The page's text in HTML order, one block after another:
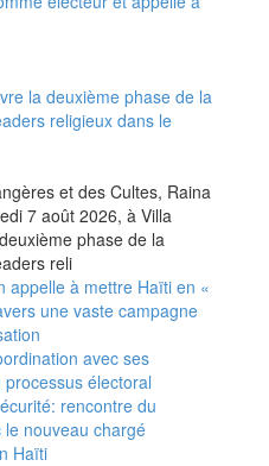
la deuxième phase de la
religieux dans le
et des Cultes, Raina
7 août 2026, à Villa
phase de la
reli
appelle à mettre Haïti en «
une vaste campagne
avec ses
électoral
rencontre du
nouveau chargé
Haïti